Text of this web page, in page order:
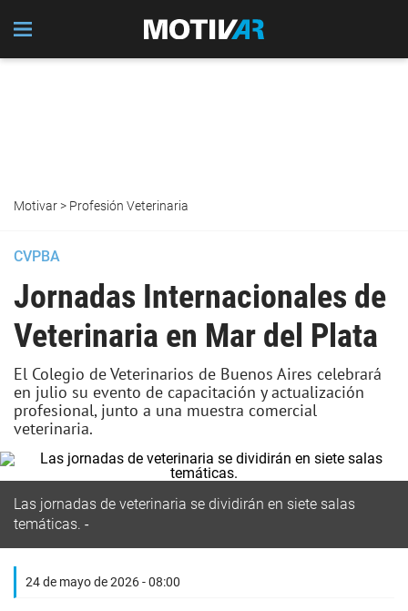
Motivar> Profesión Veterinaria
CVPBA
Jornadas Internacionales de
Veterinaria en Mar del Plata
El Colegio de Veterinarios de Buenos Aires celebrará
en julio su evento de capacitación y actualización
profesional, junto a una muestra comercial
veterinaria.
Las jornadas de veterinaria se dividirán en siete salas
temáticas.
24 de mayo de 2026 - 08:00